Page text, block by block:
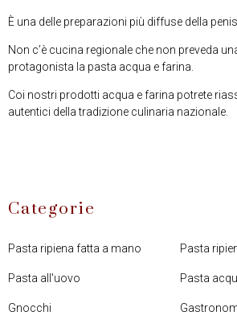
È una delle preparazioni più diffuse della
Non c’è cucina regionale che non preveda
protagonista la pasta acqua e farina.
Coi nostri prodotti acqua e farina potrete
autentici della tradizione culinaria nazionale.
Categorie
Pasta ripiena fatta a mano Pasta
Pasta all'uovo Pasta
Gnocchi